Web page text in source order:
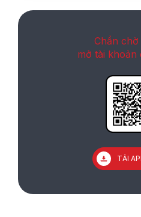
Chần chờ
mở tài khoản
TẢI